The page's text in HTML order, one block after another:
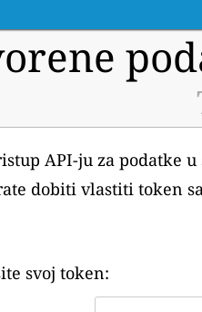
API-ju za podatke
dobiti vlastiti token
svoj token: